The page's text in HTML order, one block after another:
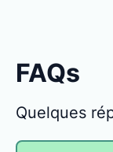
FAQs
Quelques